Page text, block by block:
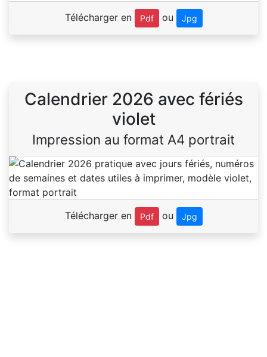
Télécharger en Pdf ou Jpg
Calendrier 2026 avec fériés
violet
Impression au format A4 portrait
Télécharger en Pdf ou Jpg